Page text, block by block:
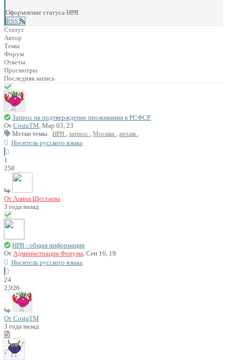
Оформление статуса НРЯ
RSS
Статус
Автор
Темы
Форум
Ответы
Просмотры
Последняя запись
Запрос на подтверждение проживания в РСФСР.
От CostaTM , Мар 03, 23
Метки темы: НРЯ запрос Москва архив
Носитель русского языка
1
258
От Алина Шестаева
3 года назад
НРЯ - общая информация
От Администрация Форума , Сен 16, 19
Носитель русского языка
24
2,926
От CostaTM
3 года назад